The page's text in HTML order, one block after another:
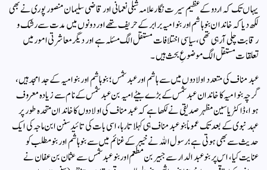
یہاں تک کہ اردو کے عظیم سیرت نگار علامہ شبلی نعمانی اور قاضی سلیمان منصورپوری نے بھی
لکھ دیا کہ خاندان بنو ہاشم اور بنو امیہ برابر کے حریف تھے اور دونوں میں مدت سے رشک و
رقابت چلی آرہی تھی، سیاسی اختلافات مستقل الگ مسئلہ ہے اور دیگر معاشرتی امور میں
تعلقات مستقل الگ موضوعِ بحث ہیں۔
عبد مناف کی متعدد اولادوں میں سے ہاشم اور عبد شمس؛ بنو ہاشم اور بنو امیہ کے جد امجد ہیں،
گرچہ بنو امیہ کا خاندان عبد شمس کے بڑے بیٹے امیہ بن عبد شمس کے نام سے زیادہ معروف
ہوا، ڈاکٹر یاسین مظہر صدیقی نے لکھا ہے کہ عبد مناف کی اولادوں کا خاندان متحدہ طور پر
عہد نبوی کے بعد تک عموماً بنو عبد مناف ہی کہلاتا رہا، اسی بات کی تائید سنن ابن ماجہ کی ایک
حدیث سے بھی ہوتی ہے؛ رسول الله نے خیبر کے غنائم میں سے بنو ہاشم اور بنو مطلب کو
عنایت کیا، اس پر بنو عبد الدار سے جبیر بن مطعم اور بنو عبد شمس سے عثمان بن عفان نے